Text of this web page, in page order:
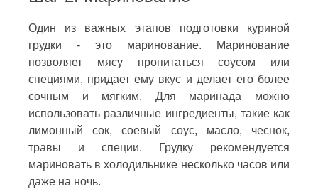
Один из важных этапов подготовки куриной
грудки - это маринование. Маринование
позволяет мясу пропитаться соусом или
специями, придает ему вкус и делает его более
сочным и мягким. Для маринада можно
использовать различные ингредиенты, такие как
лимонный сок, соевый соус, масло, чеснок,
травы и специи. Грудку рекомендуется
мариновать в холодильнике несколько часов или
даже на ночь.